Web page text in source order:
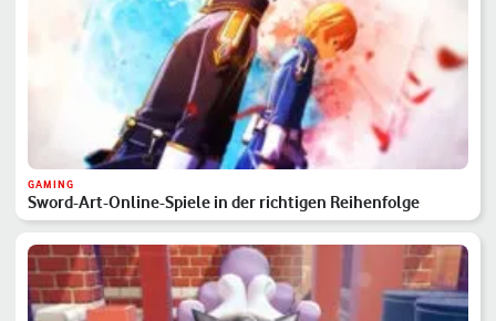
GAMING
Sword-Art-Online-Spiele in der richtigen Reihenfolge